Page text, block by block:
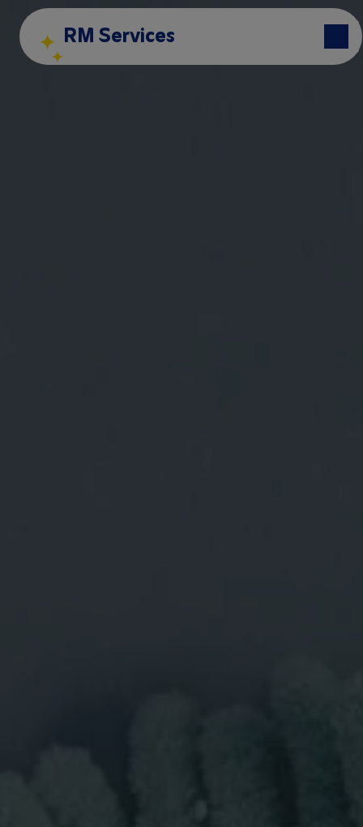
RM Services
Panneau de gestion des cookies